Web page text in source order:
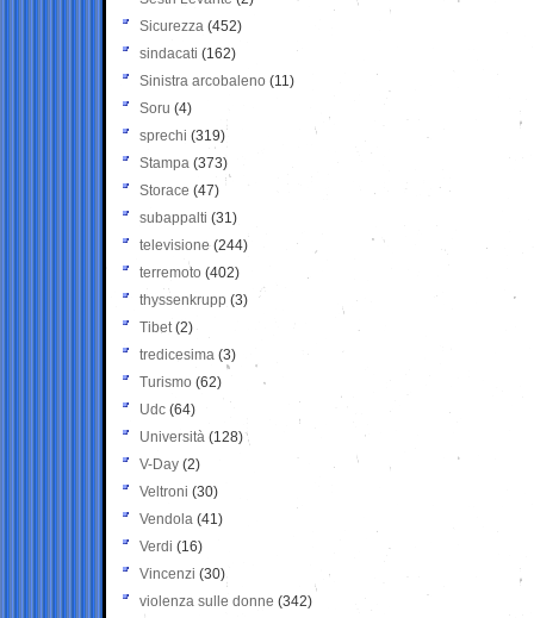
Sicurezza (452)
sindacati (162)
Sinistra arcobaleno (11)
Soru (4)
sprechi (319)
Stampa (373)
Storace (47)
subappalti (31)
televisione(244)
terremoto (402)
thyssenkrupp (3)
Tibet(2)
tredicesima (3)
Turismo (62)
Udc (64)
Università (128)
V-Day (2)
Veltroni (30)
Vendola (41)
Verdi (16)
Vincenzi (30)
violenza sulle donne (342)